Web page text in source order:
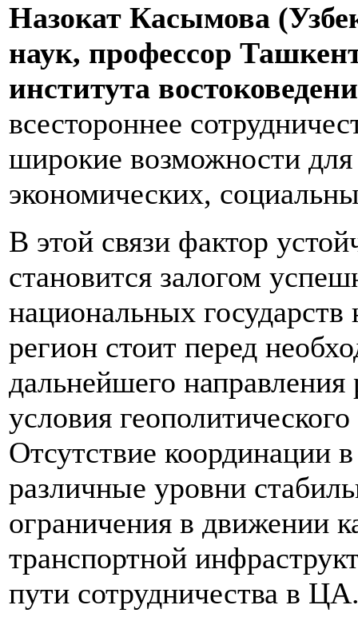
Назокат Касымова
наук, профессор
института
всестороннее
широкие возможности
экономических,
В этой связи фактор
становится залогом
национальных
регион стоит перед
дальнейшего
условия
Отсутствие координации
различные уровни
ограничения в движении
транспортной
пути сотрудничества в